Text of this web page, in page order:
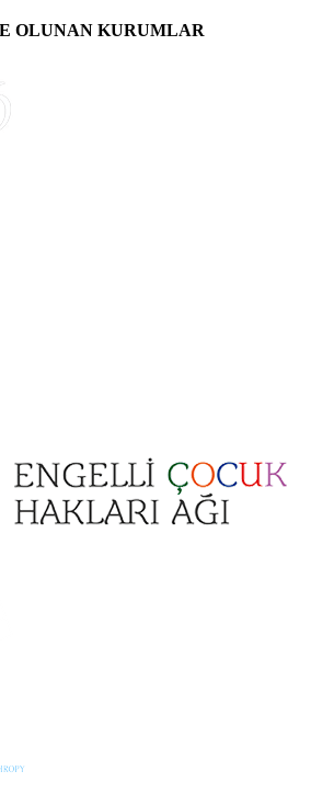
OLUNAN KURUMLAR